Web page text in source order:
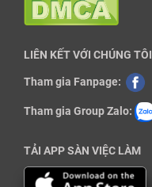
LIÊN KẾT VỚI CHÚNG TÔI
Tham gia Fanpage:
Tham gia Group Zalo:
TẢI APP SÀN VIỆC LÀM